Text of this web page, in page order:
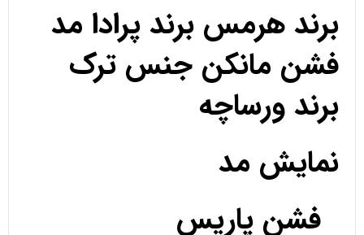
برند هرمس برند پرادا مد
فشن مانکن جنس ترک
برند ورساچه
نمایش مد
فشن پاریس